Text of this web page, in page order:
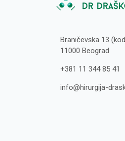
Braničevska 13
11000 Beograd
+381 11 344 85 41
info@hirurgija-